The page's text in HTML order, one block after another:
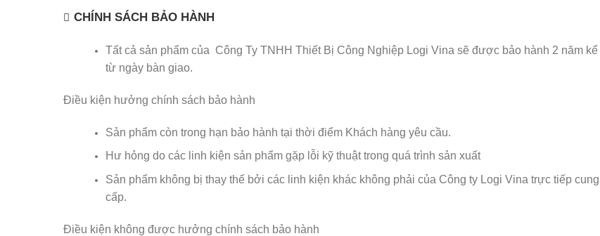
CHÍNH SÁCH BẢO HÀNH
Tất cả sản phẩm của Công Ty TNHH Thiết Bị Công Nghiệp Logi Vina sẽ được bảo hành 2 năm kể
từ ngày bàn giao.
Điều kiện hưởng chính sách bảo hành
Sản phẩm còn trong hạn bảo hành tại thời điểm Khách hàng yêu cầu.
Hư hỏng do các linh kiện sản phẩm gặp lỗi kỹ thuật trong quá trình sản xuất
Sản phẩm không bị thay thế bởi các linh kiện khác không phải của Công ty Logi Vina trực tiếp cung
cấp.
Điều kiện không được hưởng chính sách bảo hành